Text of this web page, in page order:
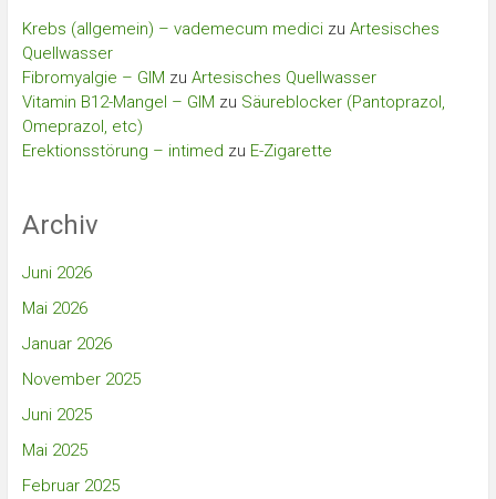
Krebs (allgemein) – vademecum medicizu Artesisches
Quellwasser
Fibromyalgie – GIM zu Artesisches Quellwasser
Vitamin B12-Mangel – GIM zu Säureblocker (Pantoprazol,
Omeprazol, etc)
Erektionsstörung – intimed zu E-Zigarette
Archiv
Juni 2026
Mai 2026
Januar 2026
November 2025
Juni 2025
Mai 2025
Februar 2025